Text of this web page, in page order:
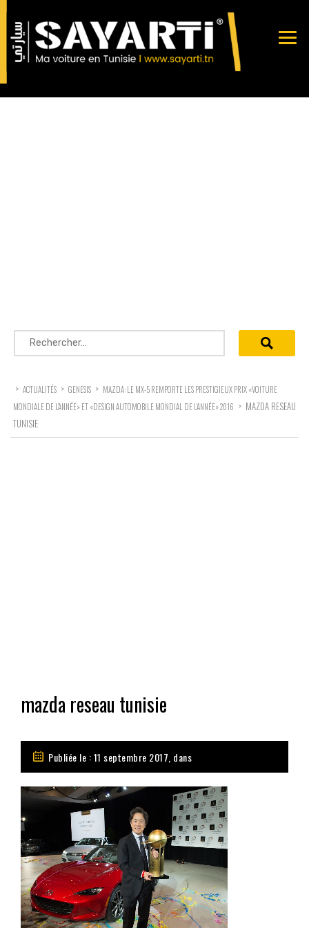
Rechercher :
> ACTUALITÉS > GENESIS > MAZDA: LE MX-5 REMPORTE LES PRESTIGIEUX PRIX «VOITURE
MONDIALE DE L’ANNÉE» ET «DESIGN AUTOMOBILE MONDIAL DE L’ANNÉE» 2016 > MAZDA RESEAU
TUNISIE
mazda reseau tunisie
Publiée le : 11 septembre 2017, dans